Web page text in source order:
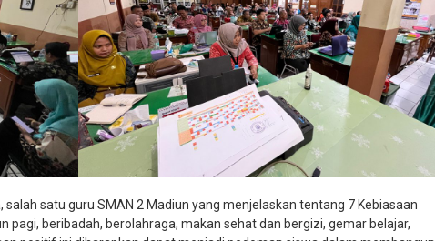
salah satu guru SMAN 2 Madiun yang menjelaskan tentang 7 Kebiasaan
pagi, beribadah, berolahraga, makan sehat dan bergizi, gemar belajar,